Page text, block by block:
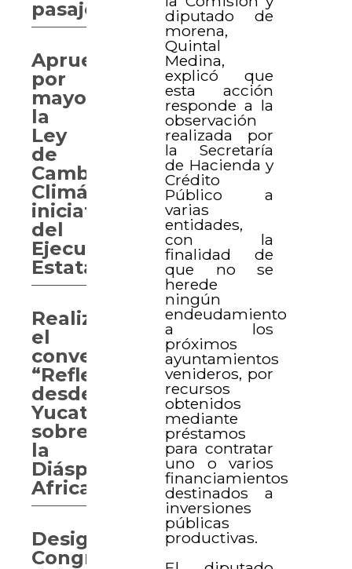
diputado de
morena,
Quintal
Medina,
explicó que
esta acción
responde a la
observación
realizada por
la Secretaría
de Hacienda y
Crédito
Público a
varias
entidades,
con la
finalidad de
que no se
herede
ningún
endeudamiento
a los
próximos
ayuntamientos
venideros, por
recursos
obtenidos
mediante
préstamos
para contratar
uno o varios
financiamientos
destinados a
inversiones
públicas
productivas.
pasajeros
Aprueban
por
mayoría
la
Ley
de
Cambio
Climático,
iniciativa
del
Ejecutivo
Estatal
Realizan
el
conversatorio
“Reflexiones
desde
Yucatán
sobre
la
Diáspora
Africana”
Designa
Congreso